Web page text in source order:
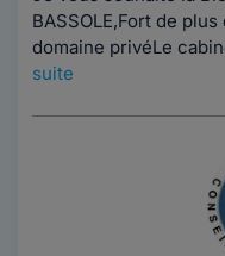
BASSOLE,Fort de
domaine privéLe
suite